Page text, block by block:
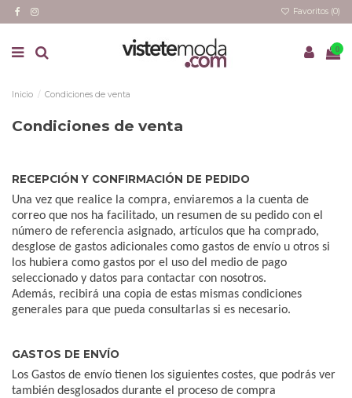
Favoritos (0)
0
Inicio Condiciones de venta
Condiciones de venta
RECEPCIÓN Y CONFIRMACIÓN DE PEDIDO
Una vez que realice la compra, enviaremos a la cuenta de
correo que nos ha facilitado, un resumen de su pedido con el
número de referencia asignado, artículos que ha comprado,
desglose de gastos adicionales como gastos de envío u otros si
los hubiera como gastos por el uso del medio de pago
seleccionado y datos para contactar con nosotros.
Además, recibirá una copia de estas mismas condiciones
generales para que pueda consultarlas si es necesario.
GASTOS DE ENVÍO
Los Gastos de envío tienen los siguientes costes, que podrás ver
también desglosados durante el proceso de compra